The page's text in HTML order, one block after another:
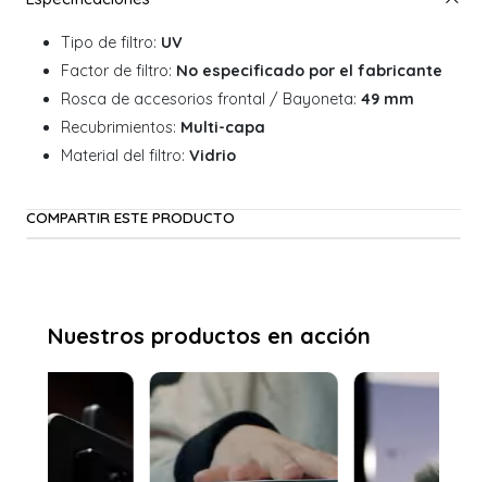
Tipo de filtro: UV
Factor de filtro: No especificado por el fabricante
Rosca de accesorios frontal / Bayoneta: 49 mm
Recubrimientos: Multi-capa
Material del filtro: Vidrio
COMPARTIR ESTE PRODUCTO